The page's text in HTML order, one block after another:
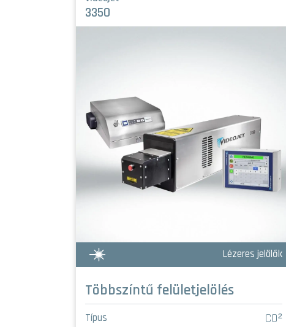
3350
Lézeres jelölők
Többszíntű felületjelölés
Típus CO²